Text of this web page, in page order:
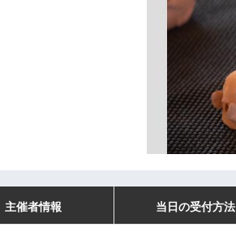
主催者情報 当日の受付方法